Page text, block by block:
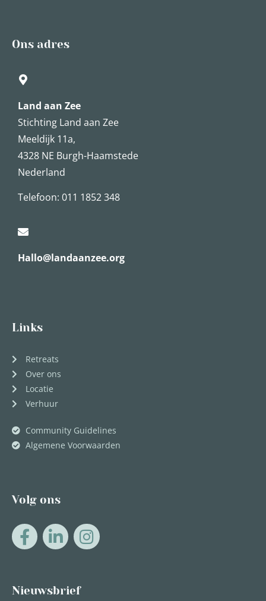
Ons adres
Land aan Zee
Stichting Land aan Zee
Meeldijk 11a,
4328 NE Burgh-Haamstede
Nederland
Telefoon: 011 1852 348
Hallo@landaanzee.org
Links
Retreats
Over ons
Locatie
Verhuur
Community Guidelines
Algemene Voorwaarden
Volg ons
Nieuwsbrief